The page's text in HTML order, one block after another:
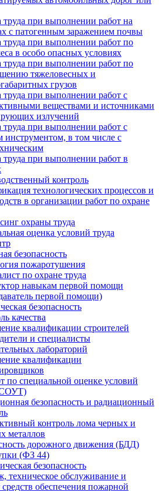
труда при выполнении работ на
с патогенным заражением почвы
труда при выполнении работ по
в особо опасных условиях
труда при выполнении работ по
тяжеловесных и
грузов
труда при выполнении работ с
веществами и источниками
излучений
труда при выполнении работ с
инструментом, в том числе с
труда при выполнении работ в
контроль
технологических процессов и
в организации работ по охране
охраны труда
оценка условий труда
безопасность
пожаротушения
по охране труда
навыкам первой помощи
первой помощи)
безопасность
качества
квалификации строителей
и специалисты
лабораторий
квалификации
по специальной оценке условий
безопасность и радиационный
контроль лома черных и
металлов
дорожного движения (БДД)
(ФЗ 44)
безопасность
техническое обслуживание и
обеспечения пожарной